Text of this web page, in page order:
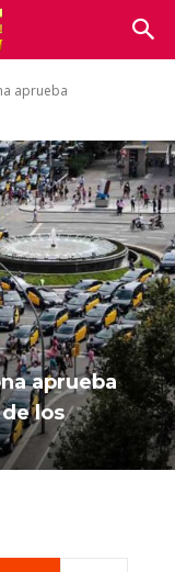
aprueba
aprueba
los